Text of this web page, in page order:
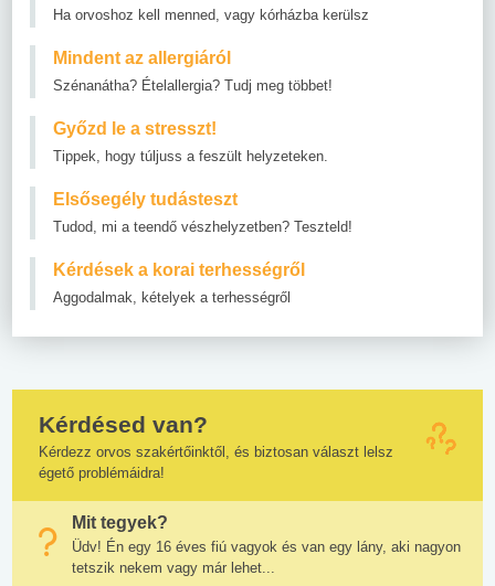
Ha orvoshoz kell menned, vagy kórházba kerülsz
Mindent az allergiáról
Szénanátha? Ételallergia? Tudj meg többet!
Győzd le a stresszt!
Tippek, hogy túljuss a feszült helyzeteken.
Elsősegély tudásteszt
Tudod, mi a teendő vészhelyzetben? Teszteld!
Kérdések a korai terhességről
Aggodalmak, kételyek a terhességről
Kérdésed van?
Kérdezz orvos szakértőinktől, és biztosan választ lelsz
égető problémáidra!
Mit tegyek?
Üdv! Én egy 16 éves fiú vagyok és van egy lány, aki nagyon
tetszik nekem vagy már lehet...